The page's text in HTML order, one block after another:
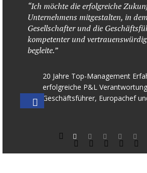
“Ich möchte die erfolgreiche
Unternehmens mitgestalten, in
Gesellschafter und die
kompetenter und
begleite.”
20 Jahre Top-Management
erfolgreiche P&L
Geschäftsführer, Europachef